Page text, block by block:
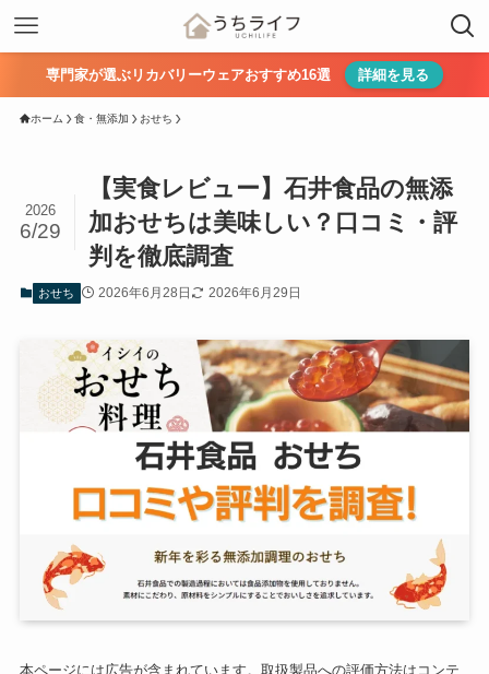
専門家が選ぶリカバリーウェアおすすめ16選 詳細を見る
ホーム 食・無添加 おせち
【実食レビュー】石井食品の無添
加おせちは美味しい？口コミ・評
判を徹底調査
2026
6/29
おせち 2026年6月28日 2026年6月29日
本ページには広告が含まれています。取扱製品への評価方法はコンテ